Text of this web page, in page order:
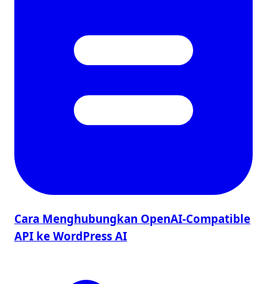
Cara Menghubungkan OpenAI-Compatible
API ke WordPress AI